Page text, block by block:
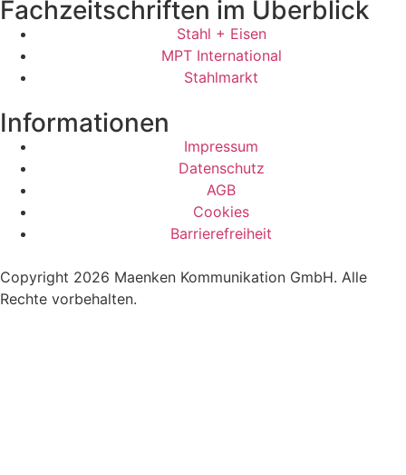
Fachzeitschriften im Überblick
Stahl + Eisen
MPT International
Stahlmarkt
Informationen
Impressum
Datenschutz
AGB
Cookies
Barrierefreiheit
Copyright 2026 Maenken Kommunikation GmbH. Alle
Rechte vorbehalten.